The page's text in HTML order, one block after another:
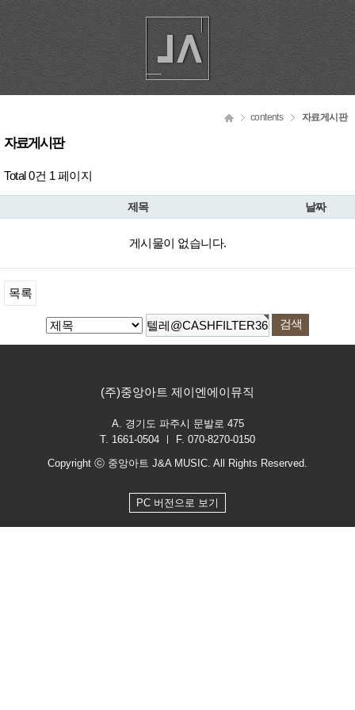
contents 자료게시판
자료게시판
Total 0건 1 페이지
제목 날짜
게시물이 없습니다.
목록
(주)중앙아트 제이엔에이뮤직
A. 경기도 파주시 문발로 475
T. 1661-0504 ㅣ F. 070-8270-0150
Copyright ⓒ 중앙아트 J&A MUSIC. All Rights Reserved.
PC 버전으로 보기